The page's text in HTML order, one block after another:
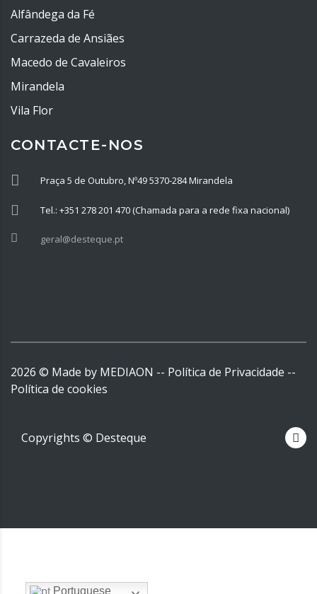
Alfândega da Fé
Carrazeda de Ansiães
Macedo de Cavaleiros
Mirandela
Vila Flor
CONTACTE-NOS
Praça 5 de Outubro, Nº49 5370-284 Mirandela
Tel.: +351 278 201 470 (Chamada para a rede fixa nacional)
geral@desteque.pt
2026 © Made by MEDIAON -- Política de Privacidade --
Política de cookies
Copyrights © Desteque
Portuguese